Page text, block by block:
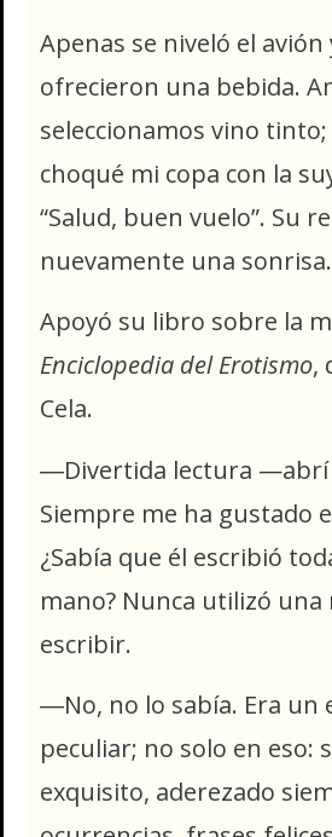
Apenas se niveló el avión
ofrecieron una bebida.
seleccionamos vino
choqué mi copa con la
“Salud, buen vuelo”. Su
nuevamente una sonrisa.
Apoyó su libro sobre la
Enciclopedia del Erotismo,
Cela.
―Divertida lectura
Siempre me ha gustado
¿Sabía que él escribió
mano? Nunca utilizó una
escribir.
―No, no lo sabía. Era un
peculiar; no solo en eso:
exquisito, aderezado